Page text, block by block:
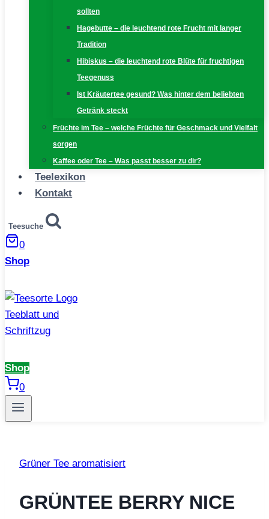
sollten
Hagebutte – die leuchtend rote Frucht mit langer
Tradition
Hibiskus – die leuchtend rote Blüte für fruchtigen
Teegenuss
Ist Kräutertee gesund? Was hinter dem beliebten
Getränk steckt
Früchte im Tee – welche Früchte für Geschmack und Vielfalt
sorgen
Kaffee oder Tee – Was passt besser zu dir?
Teelexikon
Kontakt
Teesuche
0
Shop
Shop
0
Grüner Tee aromatisiert
GRÜNTEE BERRY NICE